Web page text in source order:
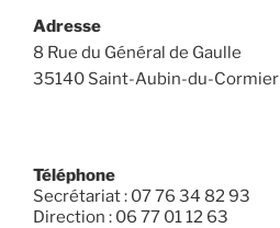
Adresse
8 Rue du Général de Gaulle
35140 Saint-Aubin-du-Cormier
Téléphone
Secrétariat : 07 76 34 82 93
Direction : 06 77 01 12 63